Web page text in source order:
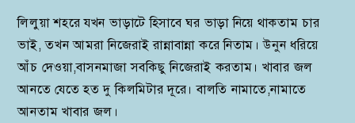
লিলুয়া শহরে যখন ভাড়াটে হিসাবে ঘর ভাড়া নিয়ে থাকতাম চার
ভাই, তখন আমরা নিজেরাই রান্নাবান্না করে নিতাম। উনুন ধরিয়ে
আঁচ দেওয়া,বাসনমাজা সবকিছু নিজেরাই করতাম। খাবার জল
আনতে যেতে হত দু কিলমিটার দূরে। বালতি নামাতে,নামাতে
আনতাম খাবার জল।